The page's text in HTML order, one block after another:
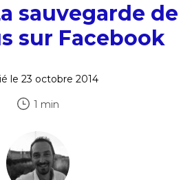
sauvegarde de
sur Facebook
le 23 octobre 2014
1 min